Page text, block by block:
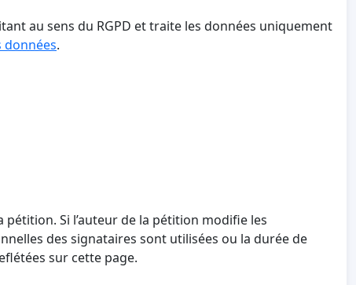
au sens du RGPD et traite les données uniquement
.
Si l’auteur de la pétition modifie les
des signataires sont utilisées ou la durée de
sur cette page.